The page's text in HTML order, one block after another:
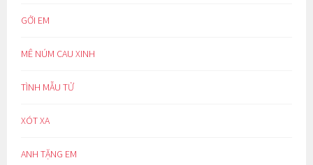
GỞI EM
MÊ NÚM CAU XINH
TÌNH MẪU TỬ
XÓT XA
ANH TẶNG EM